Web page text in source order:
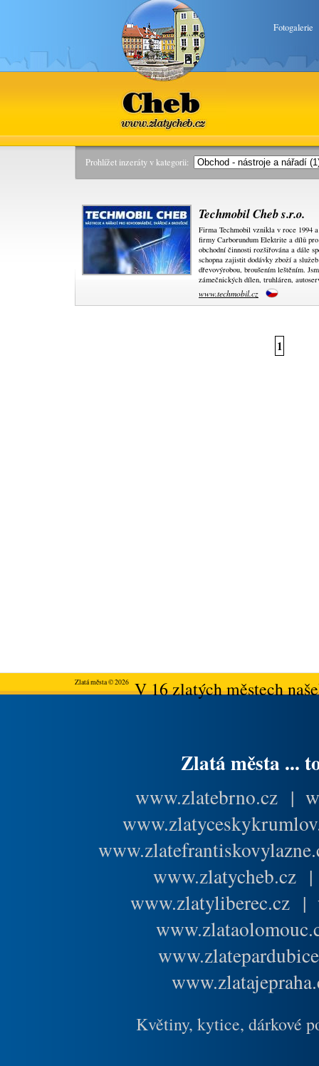
Fotogalerie
Cheb
www.zlatycheb.cz
Prohlížet inzeráty v kategorii:
Techmobil Cheb s.r.o.
Firma Techmobil vznikla v roce 1994
firmy Carborundum Elektrite a dílů
obchodní činnosti rozšiřována a dále
schopna zajistit dodávky zboží a
dřevovýrobou, broušením leštěním.
zámečnických dílen, truhláren,
www.techmobil.cz
1
Zlatá města © 2026V 16 zlatých městech
Zlatá města ...
www.zlatebrno.cz |
www.zlatycheb.cz
www.zlatyliberec.cz |
Květiny, kytice, dárkové